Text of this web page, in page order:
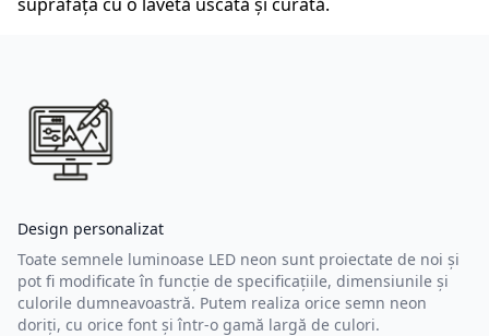
Design personalizat
Toate semnele luminoase LED neon sunt proiectate de noi și
pot fi modificate în funcție de specificațiile, dimensiunile și
culorile dumneavoastră. Putem realiza orice semn neon
doriți, cu orice font și într-o gamă largă de culori.